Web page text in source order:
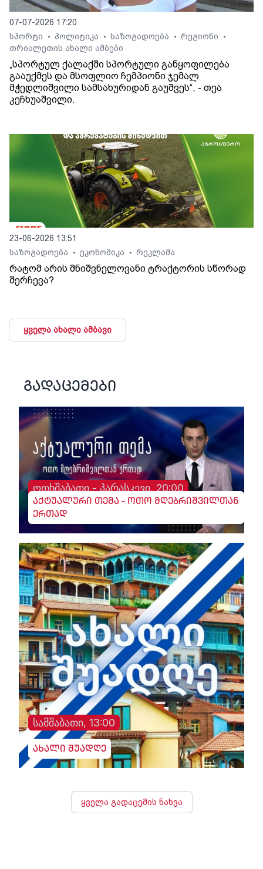
07-07-2026 17:20
სპორტი
• პოლიტიკა • საზოგადოება • რეგიონი •
თრიალეთის ახალი ამბები
„სპორტულ ქალაქში სპორტული განყოფილება
გააუქმეს და მსოფლიო ჩემპიონი ჯემალ
მჭედლიშვილი სამსახურიდან გაუშვეს“, - თეა
კეჩხუაშვილი.
23-06-2026 13:51
საზოგადოება
• ეკონომიკა • რეკლამა
რატომ არის მნიშვნელოვანი ტრაქტორის სწორად
შერჩევა?
ყველა ახალი ამბავი
გადაცემები
ოთხშაბათი - პარასკევი, 20:00
აქტუალური თემა - ოთო მღებრიშვილთან
ერთად
სამშაბათი, 13:00
ახალი შუადღე
ყველა გადაცემის ნახვა